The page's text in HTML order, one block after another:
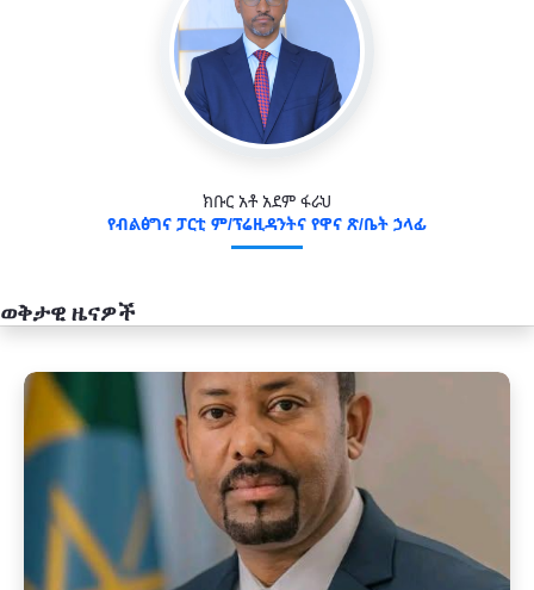
ክቡር አቶ አደም ፋራህ
የብልፅግና ፓርቲ ም/ፕሬዚዳንትና የዋና ጽ/ቤት ኃላፊ
ወቅታዊ ዜናዎች
አዲስ